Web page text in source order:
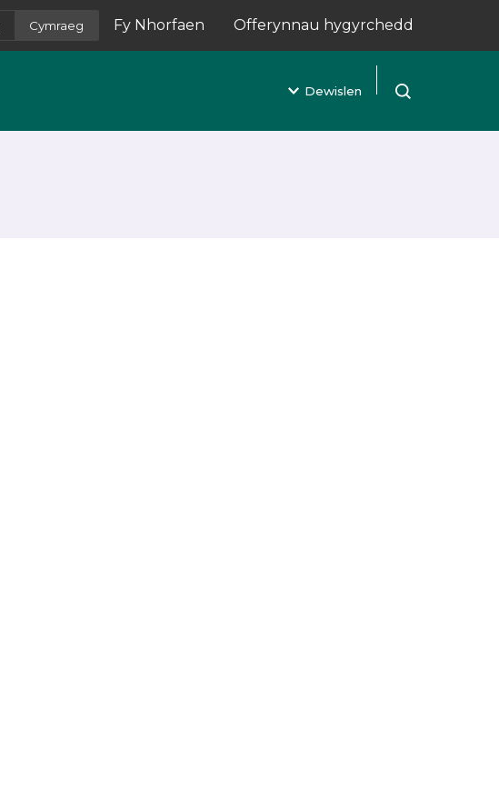
Cymraeg Fy Nhorfaen
(yn agor mewn tab newydd)
Offerynnau hygyrchedd
Dewislen
Agor chwilio